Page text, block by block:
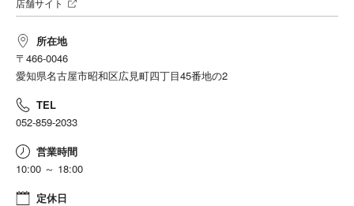
高1225mm
店舗サイト
所在地
〒466-0046
愛知県名古屋市昭和区広見町四丁目45番地の2
TEL
052-859-2033
営業時間
10:00 ～ 18:00
定休日